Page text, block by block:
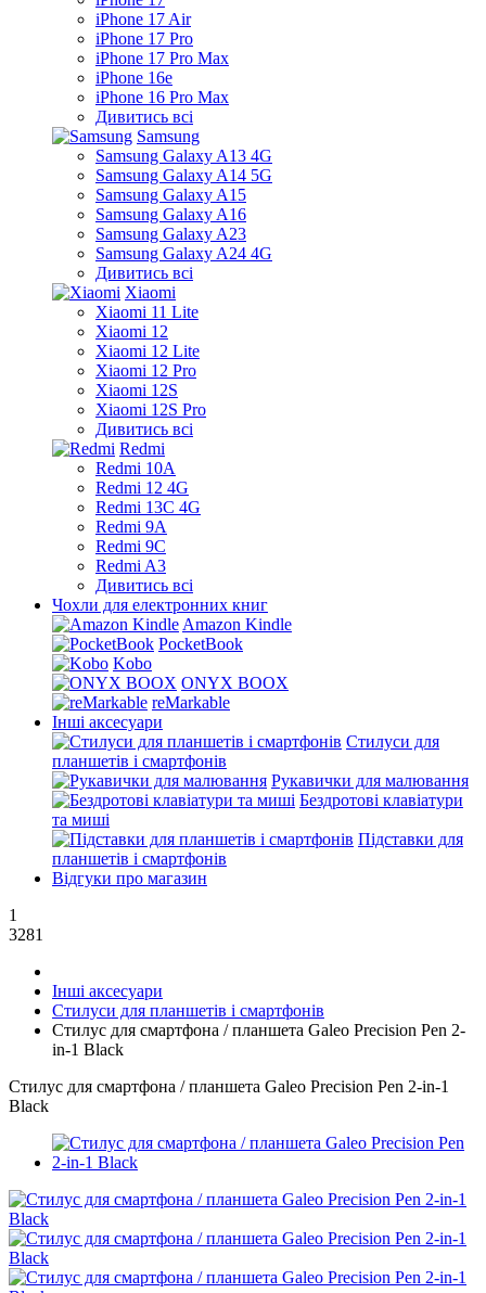
iPhone 17 Air
iPhone 17 Pro
iPhone 17 Pro Max
iPhone 16e
iPhone 16 Pro Max
Дивитись всі
Samsung
Samsung Galaxy A13 4G
Samsung Galaxy A14 5G
Samsung Galaxy A15
Samsung Galaxy A16
Samsung Galaxy A23
Samsung Galaxy A24 4G
Дивитись всі
Xiaomi
Xiaomi 11 Lite
Xiaomi 12
Xiaomi 12 Lite
Xiaomi 12 Pro
Xiaomi 12S
Xiaomi 12S Pro
Дивитись всі
Redmi
Redmi 10A
Redmi 12 4G
Redmi 13C 4G
Redmi 9A
Redmi 9C
Redmi A3
Дивитись всі
Чохли для електронних книг
Amazon Kindle
PocketBook
Kobo
ONYX BOOX
reMarkable
Інші аксесуари
Стилуси для
планшетів і смартфонів
Рукавички для малювання
Бездротові клавіатури
та миші
Підставки для
планшетів і смартфонів
Відгуки про магазин
1
3281
Інші аксесуари
Стилуси для планшетів і смартфонів
Стилус для смартфона / планшета Galeo Precision Pen 2-
in-1 Black
Стилус для смартфона / планшета Galeo Precision Pen 2-in-1
Black